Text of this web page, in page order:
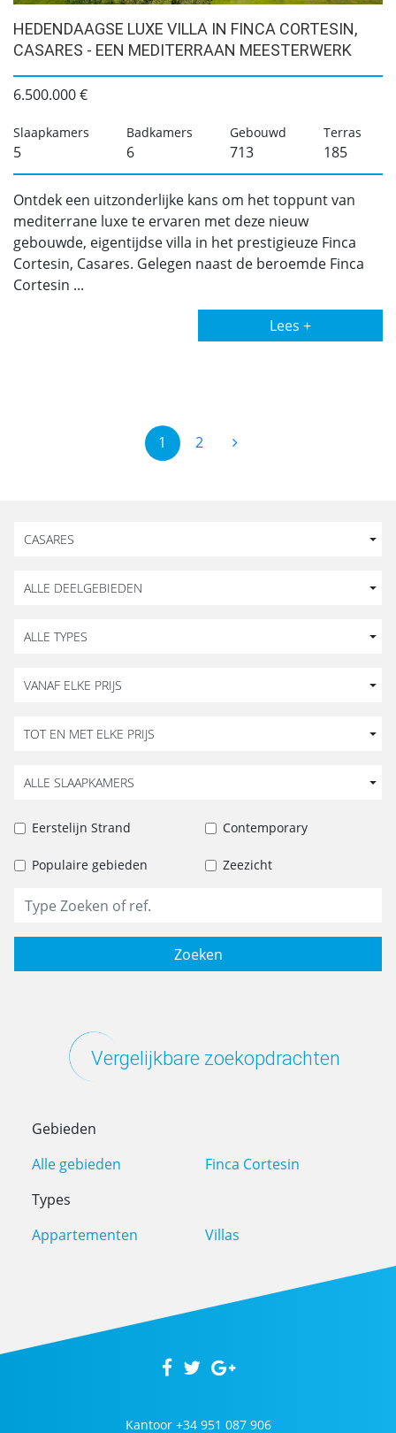
CASARES
ALLE DEELGEBIEDEN
ALLE TYPES
VANAF ELKE PRIJS
TOT EN MET ELKE PRIJS
ALLE SLAAPKAMERS
Eerstelijn Strand Contemporary
Populaire gebieden Zeezicht
Zoeken
HEDENDAAGSE LUXE VILLA IN FINCA CORTESIN,
CASARES - EEN MEDITERRAAN MEESTERWERK
6.500.000 €
Slaapkamers
5
Badkamers
6
Gebouwd
713
Terras
185
Ontdek een uitzonderlijke kans om het toppunt van
mediterrane luxe te ervaren met deze nieuw
gebouwde, eigentijdse villa in het prestigieuze Finca
Cortesin, Casares. Gelegen naast de beroemde Finca
Cortesin ...
Lees +
1 2
Vergelijkbare zoekopdrachten
Gebieden
Alle gebieden
Finca Cortesin
Types
Appartementen
Villas
Kantoor +34 951 087 906